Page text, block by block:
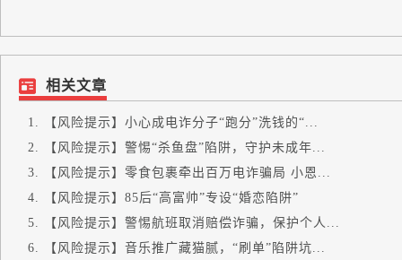
相关文章
【风险提示】小心成电诈分子“跑分”洗钱的“...
【风险提示】警惕“杀鱼盘”陷阱，守护未成年...
【风险提示】零食包裹牵出百万电诈骗局 小恩...
【风险提示】85后“高富帅”专设“婚恋陷阱”
【风险提示】警惕航班取消赔偿诈骗，保护个人...
【风险提示】音乐推广藏猫腻，“刷单”陷阱坑...